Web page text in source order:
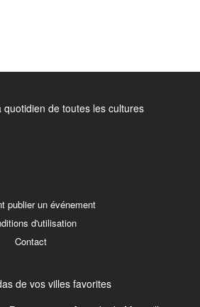
quotidien de toutes les cultures
publier un événement
d'utilisation
Contact
de vos villes favorites